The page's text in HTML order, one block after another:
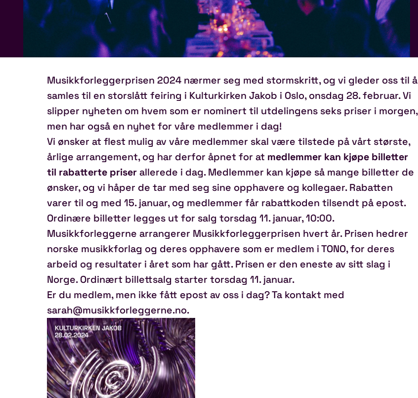
Musikkforleggerprisen 2024 nærmer seg med stormskritt, og vi gleder oss til å
samles til en storslått feiring i Kulturkirken Jakob i Oslo, onsdag 28. februar. Vi
slipper nyheten om hvem som er nominert til utdelingens seks priser i morgen,
men har også en nyhet for våre medlemmer i dag!
Vi ønsker at flest mulig av våre medlemmer skal være tilstede på vårt største,
årlige arrangement, og har derfor åpnet for at medlemmer kan kjøpe billetter
til rabatterte priserallerede i dag. Medlemmer kan kjøpe så mange billetter de
ønsker, og vi håper de tar med seg sine opphavere og kollegaer. Rabatten
varer til og med 15. januar, og medlemmer får rabattkoden tilsendt på epost.
Ordinære billetter legges ut for salg torsdag 11. januar, 10:00.
Musikkforleggerne arrangerer Musikkforleggerprisen hvert år. Prisen hedrer
norske musikkforlag og deres opphavere som er medlem i TONO, for deres
arbeid og resultater i året som har gått. Prisen er den eneste av sitt slag i
Norge. Ordinært billettsalg starter torsdag 11. januar.
Er du medlem, men ikke fått epost av oss i dag? Ta kontakt med
sarah@musikkforleggerne.no.